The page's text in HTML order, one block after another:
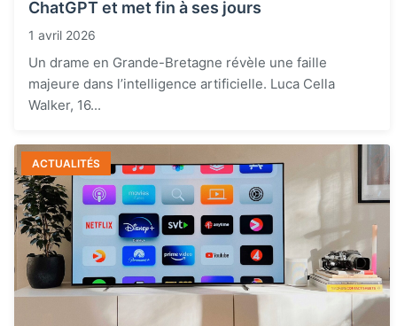
ChatGPT et met fin à ses jours
1 avril 2026
Un drame en Grande-Bretagne révèle une faille
majeure dans l’intelligence artificielle. Luca Cella
Walker, 16...
ACTUALITÉS